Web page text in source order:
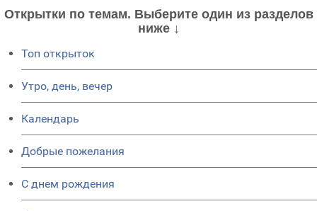
Открытки по темам. Выберите один из разделов
ниже ↓
Топ открыток
Утро, день, вечер
Календарь
Добрые пожелания
C днем рождения